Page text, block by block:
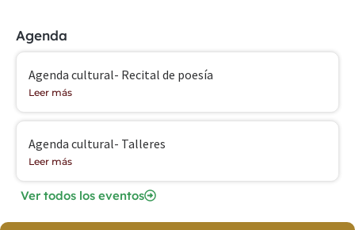
Agenda
Agenda cultural- Recital de poesía
Leer más
Agenda cultural- Talleres
Leer más
Ver todos los eventos